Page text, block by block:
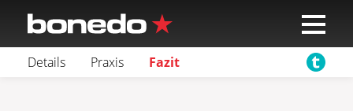
Details Praxis Fazit